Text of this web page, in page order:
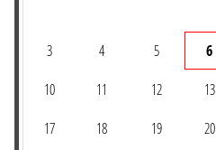
3 4 5 6
10 11 12 13
17 18 19 20